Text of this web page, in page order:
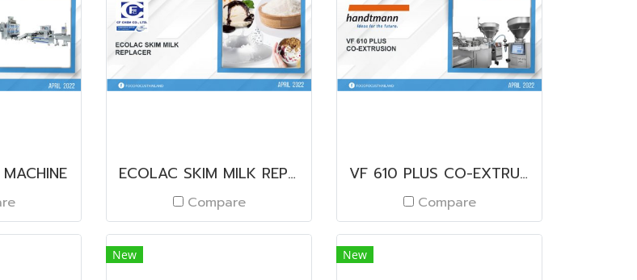
ECOLAC SKIM MILK REPLACER
Compare
VF 610 PLUS CO-EXTRUSION
Compare
New New